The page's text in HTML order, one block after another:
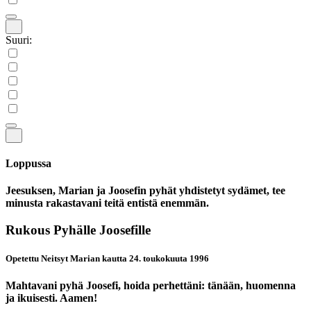
Suuri:
Loppussa
Jeesuksen, Marian ja Joosefin pyhät yhdistetyt sydämet, tee
minusta rakastavani teitä entistä enemmän.
Rukous Pyhälle Joosefille
Opetettu Neitsyt Marian kautta 24. toukokuuta 1996
Mahtavani pyhä Joosefi, hoida perhettäni: tänään, huomenna
ja ikuisesti. Aamen!